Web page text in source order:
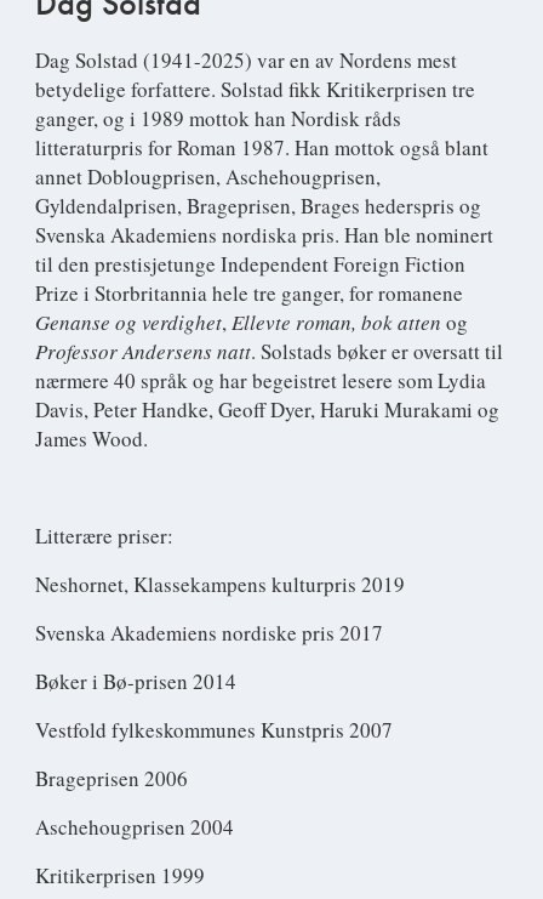
Dag Solstad (1941-2025) var en av Nordens mest
betydelige forfattere. Solstad fikk Kritikerprisen tre
ganger, og i 1989 mottok han Nordisk råds
litteraturpris for Roman 1987. Han mottok også blant
annet Doblougprisen, Aschehougprisen,
Gyldendalprisen, Brageprisen, Brages hederspris og
Svenska Akademiens nordiska pris. Han ble nominert
til den prestisjetunge Independent Foreign Fiction
Prize i Storbritannia hele tre ganger, for romanene
Genanse og verdighet,Ellevte roman, bok atten og
Professor Andersens natt. Solstads bøker er oversatt til
nærmere 40 språk og har begeistret lesere som Lydia
Davis, Peter Handke, Geoff Dyer, Haruki Murakami og
James Wood.
Litterære priser:
Neshornet, Klassekampens kulturpris 2019
Svenska Akademiens nordiske pris 2017
Bøker i Bø-prisen 2014
Vestfold fylkeskommunes Kunstpris 2007
Brageprisen 2006
Aschehougprisen 2004
Kritikerprisen 1999